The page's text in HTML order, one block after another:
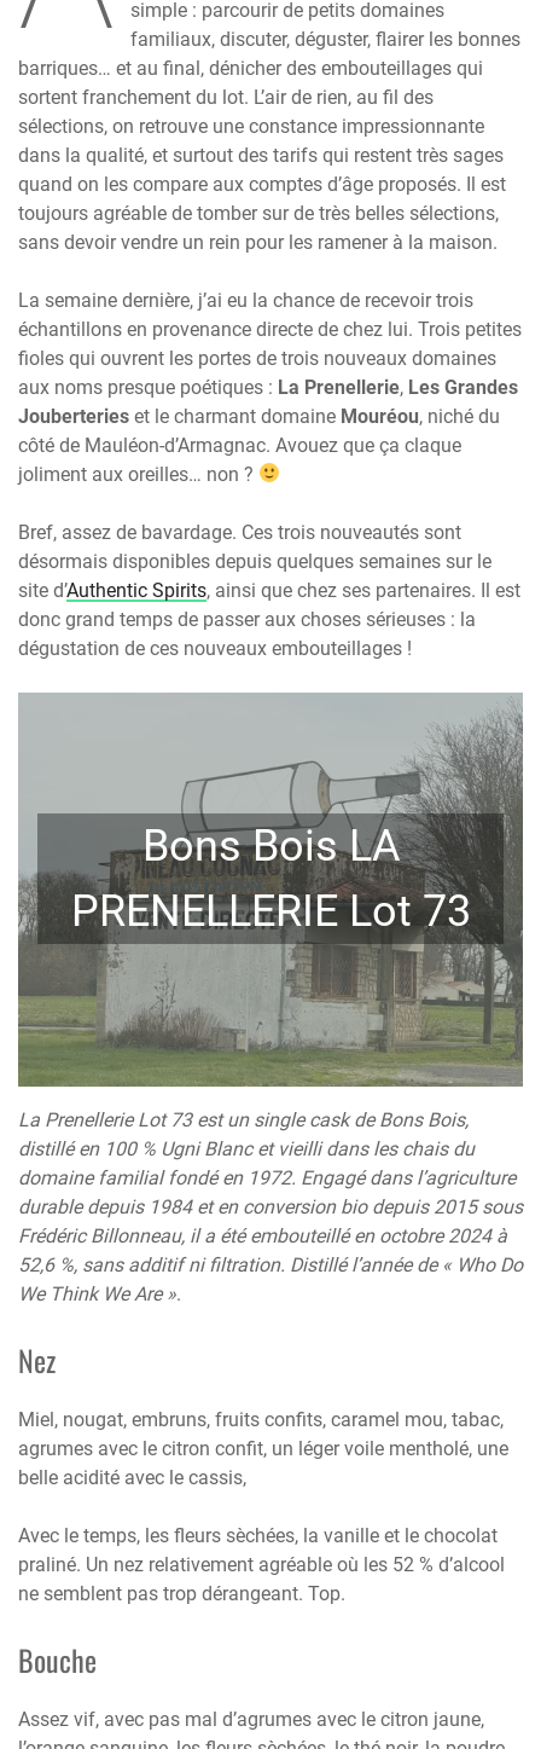
simple : parcourir de petits domaines
familiaux, discuter, déguster, flairer les bonnes
barriques… et au final, dénicher des embouteillages qui
sortent franchement du lot. L’air de rien, au fil des
sélections, on retrouve une constance impressionnante
dans la qualité, et surtout des tarifs qui restent très sages
quand on les compare aux comptes d’âge proposés. Il est
toujours agréable de tomber sur de très belles sélections,
sans devoir vendre un rein pour les ramener à la maison.
La semaine dernière, j’ai eu la chance de recevoir trois
échantillons en provenance directe de chez lui. Trois petites
fioles qui ouvrent les portes de trois nouveaux domaines
aux noms presque poétiques : La Prenellerie, Les Grandes
Jouberteries et le charmant domaine Mouréou, niché du
côté de Mauléon-d’Armagnac. Avouez que ça claque
joliment aux oreilles… non ?
Bref, assez de bavardage. Ces trois nouveautés sont
désormais disponibles depuis quelques semaines sur le
site d’Authentic Spirits, ainsi que chez ses partenaires. Il est
donc grand temps de passer aux choses sérieuses : la
dégustation de ces nouveaux embouteillages !
Bons Bois LA
PRENELLERIE Lot 73
La Prenellerie Lot 73 est un single cask de Bons Bois,
distillé en 100 % Ugni Blanc et vieilli dans les chais du
domaine familial fondé en 1972. Engagé dans l’agriculture
durable depuis 1984 et en conversion bio depuis 2015 sous
Frédéric Billonneau, il a été embouteillé en octobre 2024 à
52,6 %, sans additif ni filtration. Distillé l’année de « Who Do
We Think We Are ».
Nez
Miel, nougat, embruns, fruits confits, caramel mou, tabac,
agrumes avec le citron confit, un léger voile mentholé, une
belle acidité avec le cassis,
Avec le temps, les fleurs sèchées, la vanille et le chocolat
praliné. Un nez relativement agréable où les 52 % d’alcool
ne semblent pas trop dérangeant. Top.
Bouche
Assez vif, avec pas mal d’agrumes avec le citron jaune,